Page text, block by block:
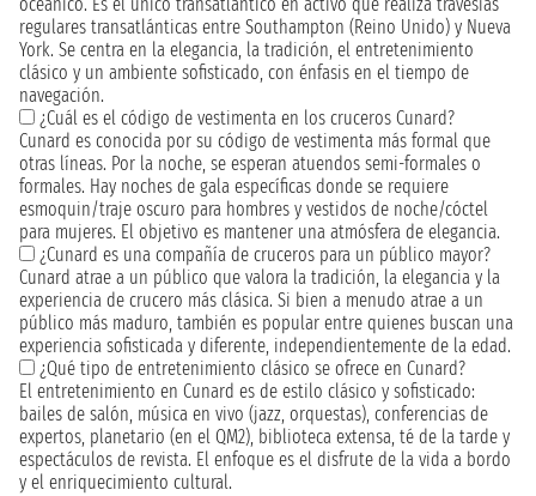
regulares transatlánticas entre Southampton (Reino Unido) y Nueva
York. Se centra en la elegancia, la tradición, el entretenimiento
clásico y un ambiente sofisticado, con énfasis en el tiempo de
navegación.
¿Cuál es el código de vestimenta en los cruceros Cunard?
Cunard es conocida por su código de vestimenta más formal que
otras líneas. Por la noche, se esperan atuendos semi-formales o
formales. Hay noches de gala específicas donde se requiere
esmoquin/traje oscuro para hombres y vestidos de noche/cóctel
para mujeres. El objetivo es mantener una atmósfera de elegancia.
¿Cunard es una compañía de cruceros para un público mayor?
Cunard atrae a un público que valora la tradición, la elegancia y la
experiencia de crucero más clásica. Si bien a menudo atrae a un
público más maduro, también es popular entre quienes buscan una
experiencia sofisticada y diferente, independientemente de la edad.
¿Qué tipo de entretenimiento clásico se ofrece en Cunard?
El entretenimiento en Cunard es de estilo clásico y sofisticado:
bailes de salón, música en vivo (jazz, orquestas), conferencias de
expertos, planetario (en el QM2), biblioteca extensa, té de la tarde y
espectáculos de revista. El enfoque es el disfrute de la vida a bordo
y el enriquecimiento cultural.